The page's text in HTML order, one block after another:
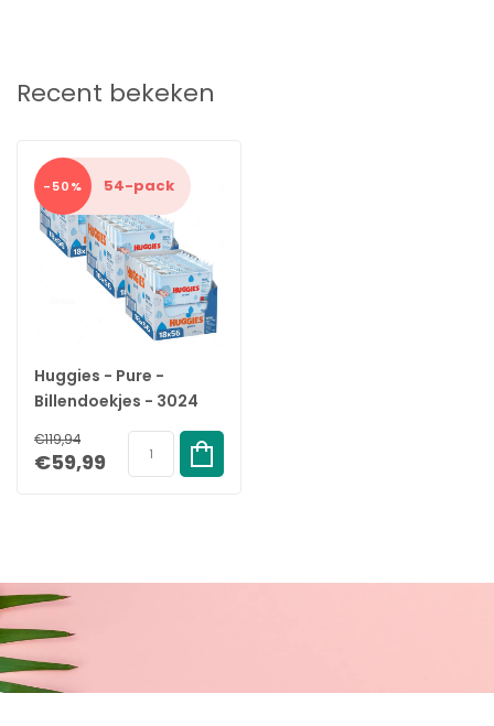
Recent bekeken
-50% 54-pack
Huggies - Pure -
Billendoekjes - 3024
babydoekjes - 54 x 56
€119,94
€59,99